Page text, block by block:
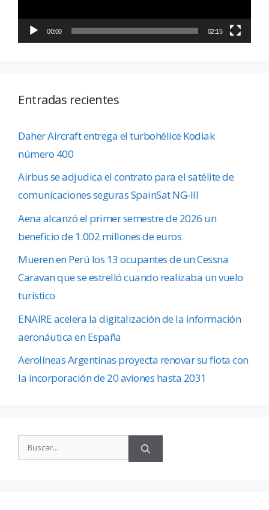
00:00 02:15
Entradas recientes
Daher Aircraft entrega el turbohélice Kodiak
número 400
Airbus se adjudica el contrato para el satélite de
comunicaciones seguras SpainSat NG-III
Aena alcanzó el primer semestre de 2026 un
beneficio de 1.002 millones de euros
Mueren en Perú los 13 ocupantes de un Cessna
Caravan que se estrelló cuando realizaba un vuelo
turístico
ENAIRE acelera la digitalización de la información
aeronáutica en España
Aerolíneas Argentinas proyecta renovar su flota con
la incorporación de 20 aviones hasta 2031